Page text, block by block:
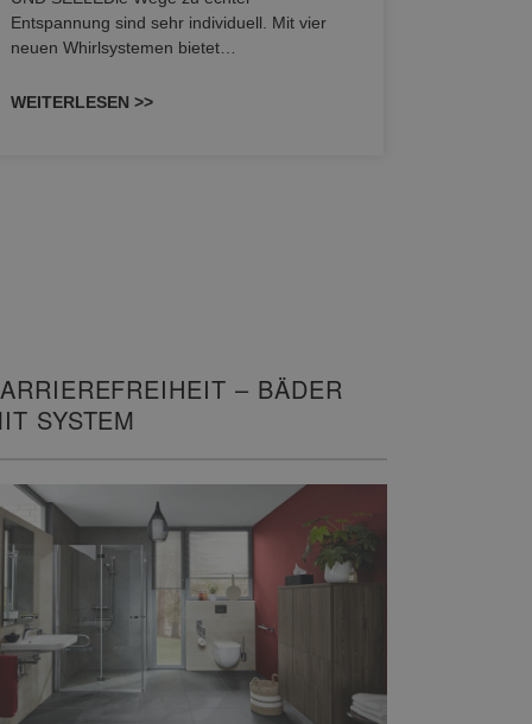
Entspannung sind sehr individuell. Mit vier
neuen Whirlsystemen bietet…
WEITERLESEN >>
– BÄDER
SYSTEM